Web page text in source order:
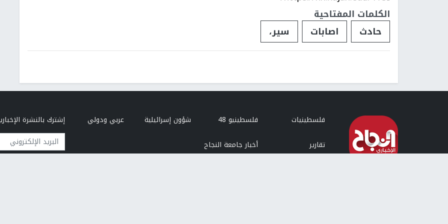
الكلمات المفتاحية
حادث
اصابات سير،
فلسطينيات فلسطينيو 48 شؤون إسرائيلية
عربي ودولي
تقارير
أخبار جامعة النجاح
إشترك بالنشرة
البريد الإلكتروني